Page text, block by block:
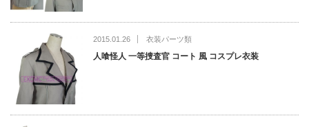
2015.01.26 衣装パーツ類
人喰怪人 一等捜査官 コート 風 コスプレ衣装